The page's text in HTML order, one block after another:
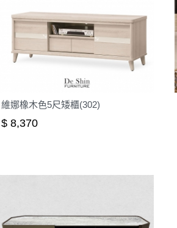
維娜橡木色5尺矮櫃(302)
$ 8,370